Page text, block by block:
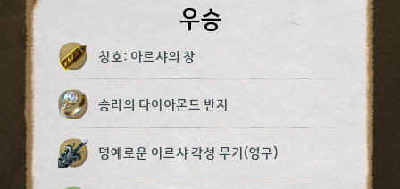
우승​
칭호: 아르샤의 창​
승리의 다이아몬드 반지​
명예로운 아르샤 각성 무기(영구)​